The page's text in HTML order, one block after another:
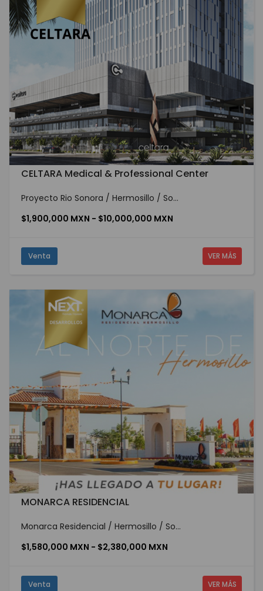
CELTARA Medical & Professional Center
Proyecto Rio Sonora / Hermosillo / So...
$1,900,000 MXN - $10,000,000 MXN
Venta VER MÁS
MONARCA RESIDENCIAL
Monarca Residencial / Hermosillo / So...
$1,580,000 MXN - $2,380,000 MXN
Venta VER MÁS